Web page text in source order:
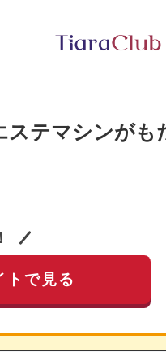
ステマシンがも
トで見る